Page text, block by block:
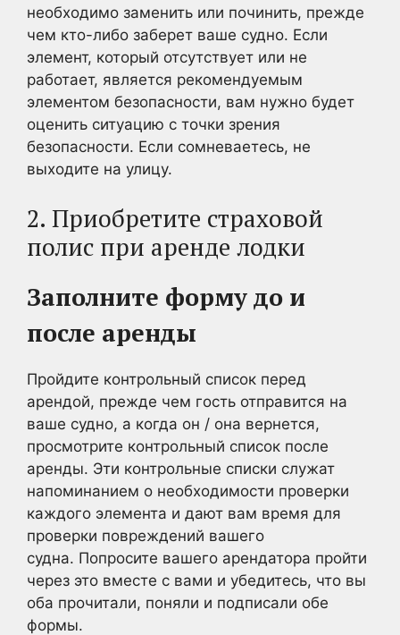
необходимо заменить или починить, прежде
чем кто-либо заберет ваше судно. Если
элемент, который отсутствует или не
работает, является рекомендуемым
элементом безопасности, вам нужно будет
оценить ситуацию с точки зрения
безопасности. Если сомневаетесь, не
выходите на улицу.
2. Приобретите страховой
полис при аренде лодки
Заполните форму до и
после аренды
Пройдите контрольный список перед
арендой, прежде чем гость отправится на
ваше судно, а когда он / она вернется,
просмотрите контрольный список после
аренды. Эти контрольные списки служат
напоминанием о необходимости проверки
каждого элемента и дают вам время для
проверки повреждений вашего
судна. Попросите вашего арендатора пройти
через это вместе с вами и убедитесь, что вы
оба прочитали, поняли и подписали обе
формы.